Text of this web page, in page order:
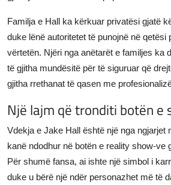
Familja e Hall ka kërkuar privatësi gjatë
duke lënë autoritetet të punojnë në qetësi
vërtetën. Njëri nga anëtarët e familjes ka
të gjitha mundësitë për të siguruar që
gjitha rrethanat të qasen me
Një lajm që tronditi botën e
Vdekja e Jake Hall është një nga ngjarjet
kanë ndodhur në botën e reality show-ve
Për shumë fansa, ai ishte një simbol i
duke u bërë një ndër personazhet më të